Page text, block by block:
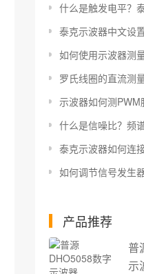
什么是触发电平？泰克示
泰克示波器中文设置指南：
如何使用示波器测
罗氏线圈的直流测量
示波器如何测PWM
什么是信噪比？频谱分
泰克示波器如何连
如何调节信号发生
产品推荐
普
示